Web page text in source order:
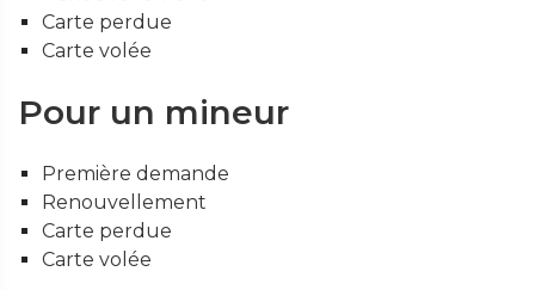
Carte perdue
Carte volée
Pour un mineur
Première demande
Renouvellement
Carte perdue
Carte volée